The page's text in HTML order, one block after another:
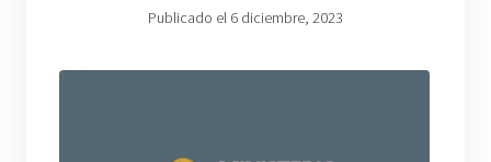
Publicado el 6 diciembre, 2023